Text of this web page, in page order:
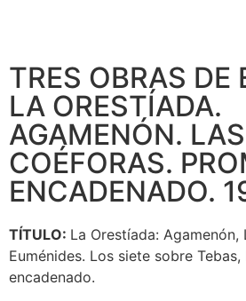
TRES OBRAS DE
LA ORESTÍADA.
AGAMENÓN. LAS
COÉFORAS.
ENCADENADO.
TÍTULO: La Orestíada: Agamenón,
Euménides. Los siete sobre
encadenado.